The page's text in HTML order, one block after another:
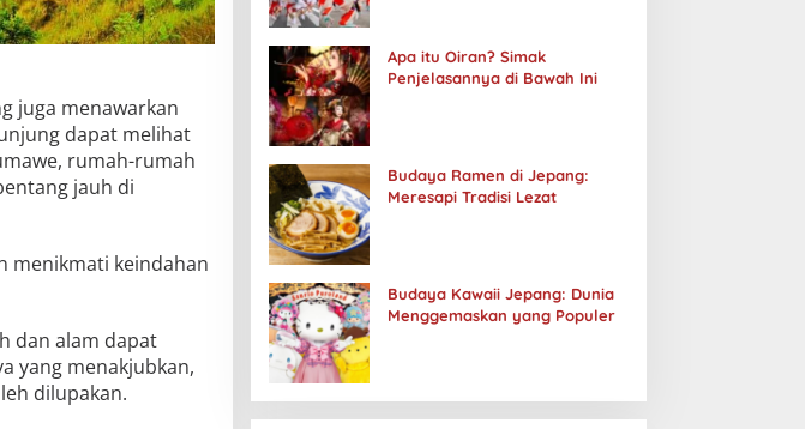
juga menawarkan
dapat melihat
rumah-rumah
jauh di
menikmati keindahan
dan alam dapat
yang menakjubkan,
dilupakan.
Apa itu Oiran? Simak
Penjelasannya di Bawah Ini
Budaya Ramen di Jepang:
Meresapi Tradisi Lezat
Budaya Kawaii Jepang: Dunia
Menggemaskan yang Populer